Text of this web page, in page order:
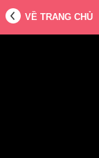
VỀ TRANG CHỦ